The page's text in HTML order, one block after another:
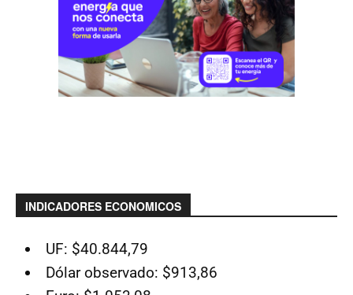
INDICADORES ECONOMICOS
UF: $40.844,79
Dólar observado: $913,86